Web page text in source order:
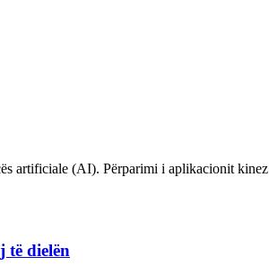
artificiale (AI). Përparimi i aplikacionit
të dielën